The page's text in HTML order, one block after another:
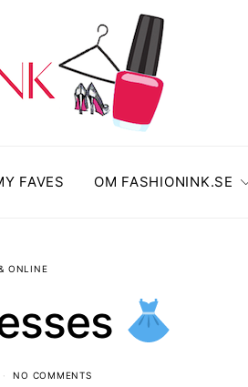
FAVES OM FASHIONINK.SE
ONLINE
NO COMMENTS